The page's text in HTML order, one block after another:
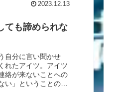
2023.12.13
ても諦められな
自分に言い聞かせ
れたアイツ。アイツ
絡が来ないことへの
」ということの意